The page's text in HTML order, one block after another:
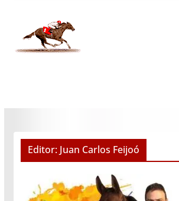
Editor: Juan Carlos Feijoó